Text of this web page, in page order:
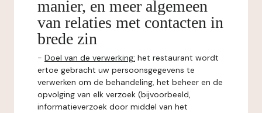
manier, en meer algemeen
van relaties met contacten in
brede zin
- Doel van de verwerking: het restaurant wordt
ertoe gebracht uw persoonsgegevens te
verwerken om de behandeling, het beheer en de
opvolging van elk verzoek (bijvoorbeeld,
informatieverzoek door middel van het